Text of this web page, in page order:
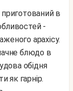
-
арахісу.
блюдо в
обідня
як гарнір.